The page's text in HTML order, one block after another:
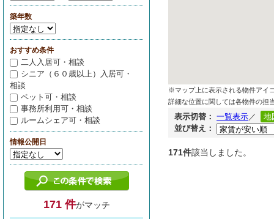
※マップ上に表示される物件アイ
詳細な位置に関しては各物件の担
表示切替： 一覧表示／
地
並び替え：
171件該当しました。
築年数
おすすめ条件
二人入居可・相談
シニア（６０歳以上）入居可・
相談
ペット可・相談
事務所利用可・相談
ルームシェア可・相談
情報公開日
171 件がマッチ